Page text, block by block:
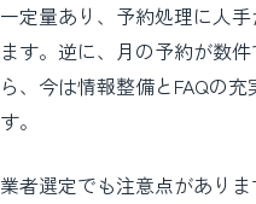
一定量あり、予約処理に人
ます。逆に、月の予約が数
ら、今は情報整備とFAQの
す。
業者選定でも注意点があり